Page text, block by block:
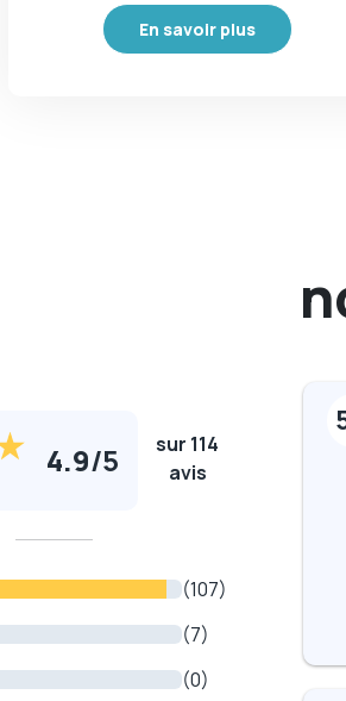
En savoir plus
4.9/5
sur 114
avis
(107)
(7)
(0)